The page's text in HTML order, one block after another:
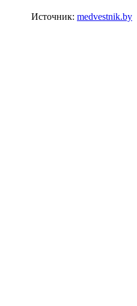
Источник: medvestnik.by